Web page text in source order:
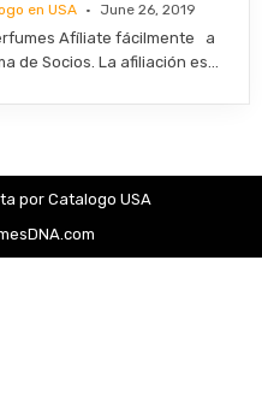
en USA June 26, 2019
Afíliate fácilmente a
de Socios. La afiliación es…
por Catalogo USA